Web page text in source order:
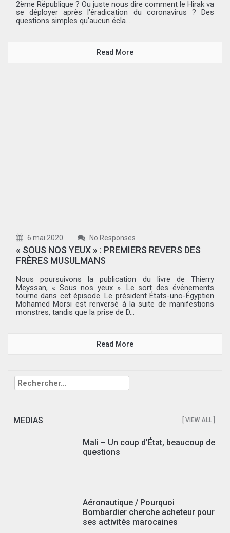
2ème République ? Ou juste nous dire comment le Hirak va
se déployer après l'éradication du coronavirus ? Des
questions simples qu'aucun écla...
Read More
6 mai 2020 No Responses
« SOUS NOS YEUX » : PREMIERS REVERS DES
FRÈRES MUSULMANS
Nous poursuivons la publication du livre de Thierry
Meyssan, « Sous nos yeux ». Le sort des événements
tourne dans cet épisode. Le président États-uno-Égyptien
Mohamed Morsi est renversé à la suite de manifestions
monstres, tandis que la prise de D...
Read More
Rechercher :
MEDIAS [ VIEW ALL ]
Mali – Un coup d’État, beaucoup de
questions
Aéronautique / Pourquoi
Bombardier cherche acheteur pour
ses activités marocaines